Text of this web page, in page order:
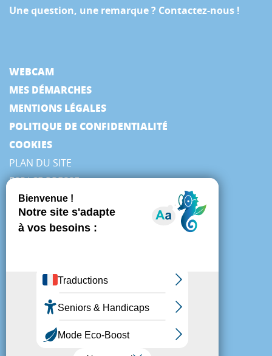
Une question, une remarque ? Contactez-nous !
WEBCAM
MES DÉMARCHES
MENTIONS LÉGALES
POLITIQUE DE CONFIDENTIALITÉ
COOKIES
PLAN DU SITE
ESPACE PRESSE